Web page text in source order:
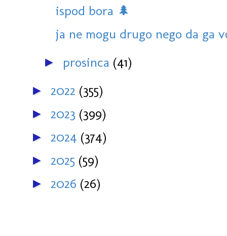
ispod bora 🌲
ja ne mogu drugo nego da ga
► prosinca (41)
► 2022 (355)
► 2023 (399)
► 2024 (374)
► 2025 (59)
► 2026 (26)